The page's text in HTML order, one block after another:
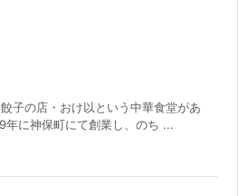
子の店・おけ以という中華食堂があ
年に神保町にて創業し、のち ...